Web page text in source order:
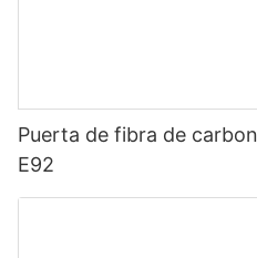
Puerta de fibra de
E92